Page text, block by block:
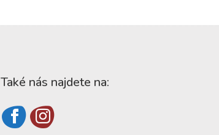
Také nás najdete na: